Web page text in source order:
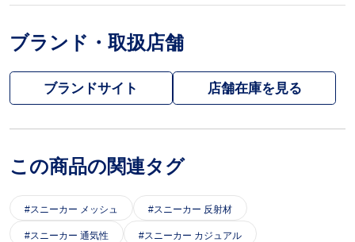
ブランド・取扱店舗
ブランドサイト
この商品の関連タグ
スニーカー メッシュ スニーカー 反射材
スニーカー 通気性 スニーカー カジュアル